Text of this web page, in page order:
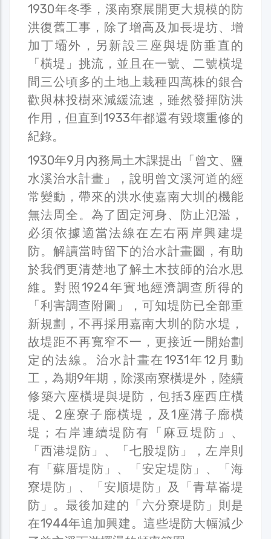
1930年冬季，溪南寮展開更大規模的防
洪復舊工事，除了增高及加長堤坊、增
加丁壩外，另新設三座與堤防垂直的
「橫堤」挑流，並且在一號、二號橫堤
間三公頃多的土地上栽種四萬株的銀合
歡與林投樹來減緩流速，雖然發揮防洪
作用，但直到1933年都還有毀壞重修的
紀錄。
1930年9月內務局土木課提出「曾文、鹽
水溪治水計畫」，說明曾文溪河道的經
常變動，帶來的洪水使嘉南大圳的機能
無法周全。為了固定河身、防止氾濫，
必須依據適當法線在左右兩岸興建堤
防。解讀當時留下的治水計畫圖，有助
於我們更清楚地了解土木技師的治水思
維。對照1924年實地經濟調查所得的
「利害調查附圖」，可知堤防已全部重
新規劃，不再採用嘉南大圳的防水堤，
故堤距不再寬窄不一，更接近一開始劃
定的法線。治水計畫在1931年12月動
工，為期9年期，除溪南寮橫堤外，陸續
修築六座橫堤與堤防，包括3座西庄橫
堤、2座寮子廍橫堤，及1座溝子廍橫
堤；右岸連續堤防有「麻豆堤防」、
「西港堤防」、「七股堤防」，左岸則
有「蘇厝堤防」、「安定堤防」、「海
寮堤防」、「安順堤防」及「青草崙堤
防」。最後加建的「六分寮堤防」則是
在1944年追加興建。這些堤防大幅減少